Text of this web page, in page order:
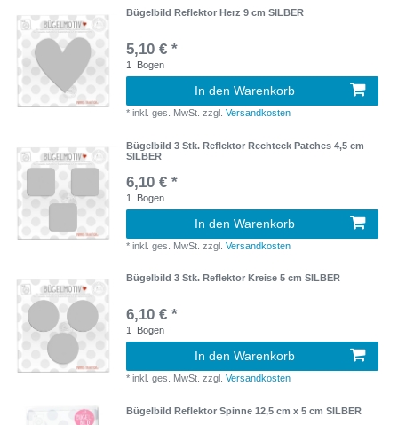
Bügelbild Reflektor Herz 9 cm SILBER
5,10 € *
1 Bogen
In den Warenkorb
*inkl. ges. MwSt. zzgl.Versandkosten
Bügelbild 3 Stk. Reflektor Rechteck Patches 4,5 cm
SILBER
6,10 € *
1 Bogen
In den Warenkorb
*inkl. ges. MwSt. zzgl.Versandkosten
Bügelbild 3 Stk. Reflektor Kreise 5 cm SILBER
6,10 € *
1 Bogen
In den Warenkorb
*inkl. ges. MwSt. zzgl.Versandkosten
Bügelbild Reflektor Spinne 12,5 cm x 5 cm SILBER